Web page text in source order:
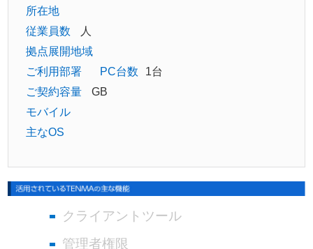
所在地
従業員数
人
拠点展開地域
ご利用部署
PC台数
1台
ご契約容量
GB
モバイル
主なOS
クライアントツール
管理者権限